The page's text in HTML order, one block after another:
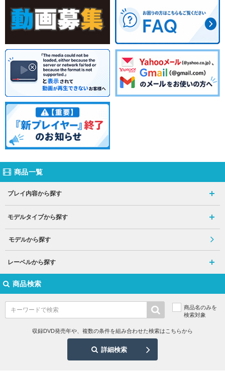
商品一覧
プレイ内容から探す
モデルタイプから探す
モデルから探す
レーベルから探す
商品検索
商品名のみを
検索対象
収録DVD発売年や、複数の条件を組み合わせた検索はこちらから
詳細検索